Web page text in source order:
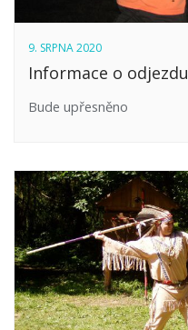
9. SRPNA 2020
Informace o odjezdu
Bude upřesněno